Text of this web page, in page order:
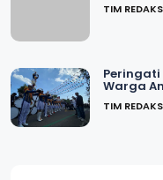
TIM
Peringati
Warga
Drumband
TIM